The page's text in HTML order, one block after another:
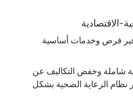
الاقتصادية
فرص وخدمات أساسية
شاملة وخفض التكاليف عن
الرعاية الصحية بشكل